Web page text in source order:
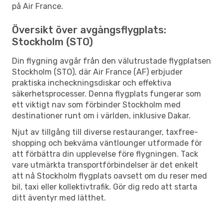
på Air France.
Översikt över avgångsflygplats:
Stockholm (STO)
Din flygning avgår från den välutrustade flygplatsen
Stockholm (STO), där Air France (AF) erbjuder
praktiska incheckningsdiskar och effektiva
säkerhetsprocesser. Denna flygplats fungerar som
ett viktigt nav som förbinder Stockholm med
destinationer runt om i världen, inklusive Dakar.
Njut av tillgång till diverse restauranger, taxfree-
shopping och bekväma väntlounger utformade för
att förbättra din upplevelse före flygningen. Tack
vare utmärkta transportförbindelser är det enkelt
att nå Stockholm flygplats oavsett om du reser med
bil, taxi eller kollektivtrafik. Gör dig redo att starta
ditt äventyr med lätthet.